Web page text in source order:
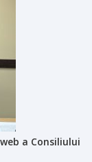
a Consiliului